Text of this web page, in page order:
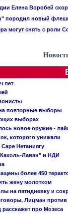
Елена Воробей
породил новый
могут снять с роли
лет
повторные выборы
выборах
новое оружие -
которого унижали
Нетаниягу
Лаван" и НДИ
более 450
жену молотком
на пятидневку и
Лицман
про Мозеса